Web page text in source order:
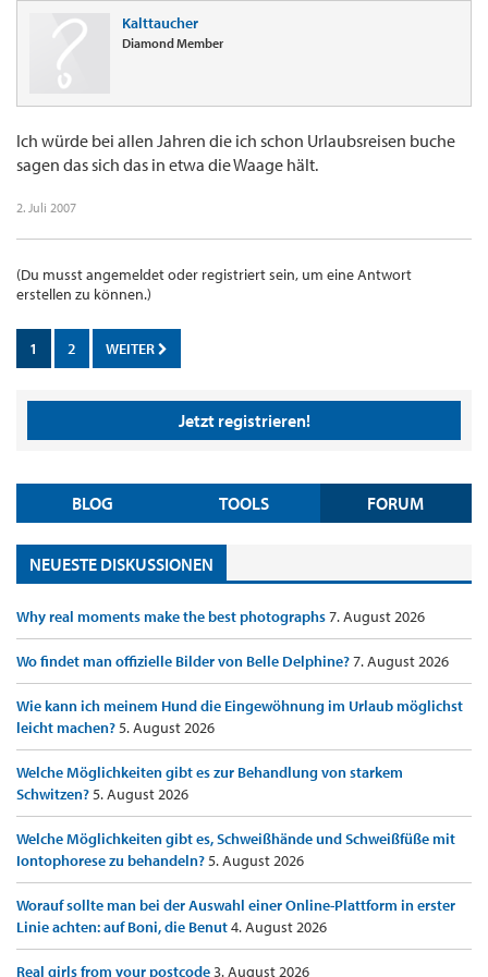
Kalttaucher
Diamond Member
Ich würde bei allen Jahren die ich schon Urlaubsreisen buche
sagen das sich das in etwa die Waage hält.
2. Juli 2007
(Du musst angemeldet oder registriert sein, um eine Antwort
erstellen zu können.)
1 2 WEITER
Jetzt registrieren!
BLOG TOOLS FORUM
NEUESTE DISKUSSIONEN
Why real moments make the best photographs7. August 2026
Wo findet man offizielle Bilder von Belle Delphine?7. August 2026
Wie kann ich meinem Hund die Eingewöhnung im Urlaub möglichst
leicht machen?5. August 2026
Welche Möglichkeiten gibt es zur Behandlung von starkem
Schwitzen?5. August 2026
Welche Möglichkeiten gibt es, Schweißhände und Schweißfüße mit
Iontophorese zu behandeln?5. August 2026
Worauf sollte man bei der Auswahl einer Online-Plattform in erster
Linie achten: auf Boni, die Benut4. August 2026
Real girls from your postcode3. August 2026